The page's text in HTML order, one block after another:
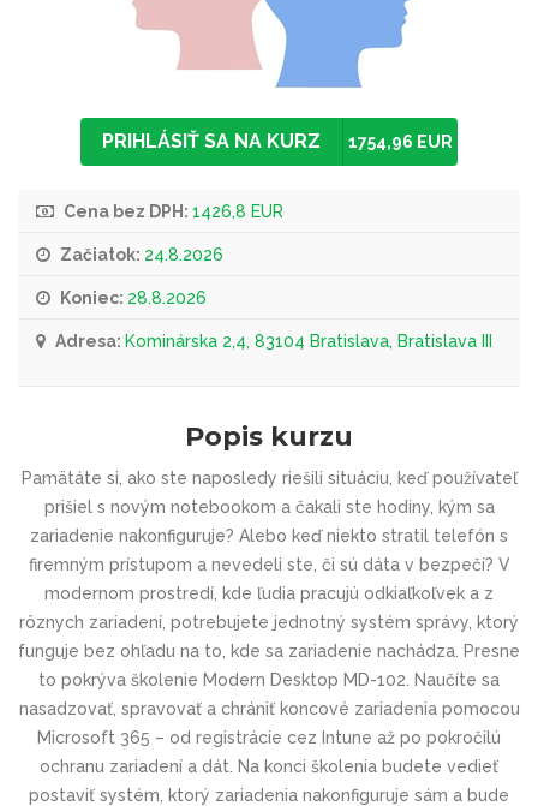
PRIHLÁSIŤ SA NA KURZ 1754,96 EUR
Cena bez DPH: 1426,8 EUR
Začiatok: 24.8.2026
Koniec: 28.8.2026
Adresa: Kominárska 2,4, 83104 Bratislava, Bratislava III
Popis kurzu
Pamätáte si, ako ste naposledy riešili situáciu, keď používateľ
prišiel s novým notebookom a čakali ste hodiny, kým sa
zariadenie nakonfiguruje? Alebo keď niekto stratil telefón s
firemným prístupom a nevedeli ste, či sú dáta v bezpečí? V
modernom prostredí, kde ľudia pracujú odkiaľkoľvek a z
rôznych zariadení, potrebujete jednotný systém správy, ktorý
funguje bez ohľadu na to, kde sa zariadenie nachádza. Presne
to pokrýva školenie Modern Desktop MD-102. Naučíte sa
nasadzovať, spravovať a chrániť koncové zariadenia pomocou
Microsoft 365 – od registrácie cez Intune až po pokročilú
ochranu zariadení a dát. Na konci školenia budete vedieť
postaviť systém, ktorý zariadenia nakonfiguruje sám a bude